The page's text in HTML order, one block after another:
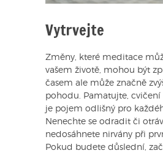
Vytrvejte
Změny, které meditace
vašem životě, mohou být
časem ale může značně
pohodu. Pamatujte, cvičení
je pojem odlišný pro
Nenechte se odradit či
nedosáhnete nirvány při
Pokud budete důslední,